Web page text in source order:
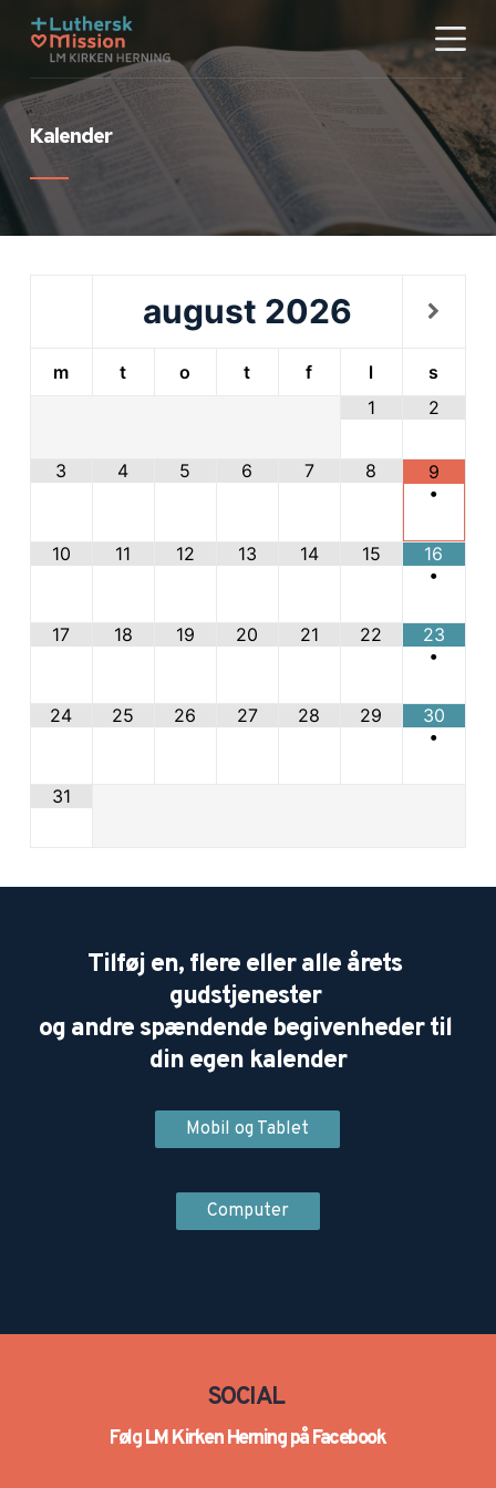
S
p
o
o
n
Kalender
august 2026
m t o t f l
s
1
2
3 4 5 6 7 8
9
•
10 11 12 13 14 15
16
•
17 18 19 20 21 22
23
•
24 25 26 27 28 29
30
•
31
Tilføj en, flere eller alle årets
gudstjenester
og andre spændende begivenheder til
din egen kalender
Computer
Mobil og Tablet
SOCIAL
Følg LM Kirken Herning på Facebook